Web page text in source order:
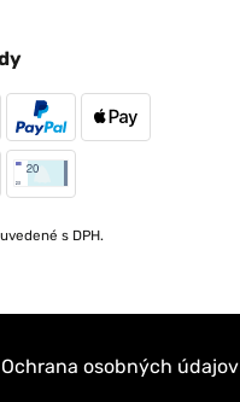
s DPH.
Ochrana osobných údajov